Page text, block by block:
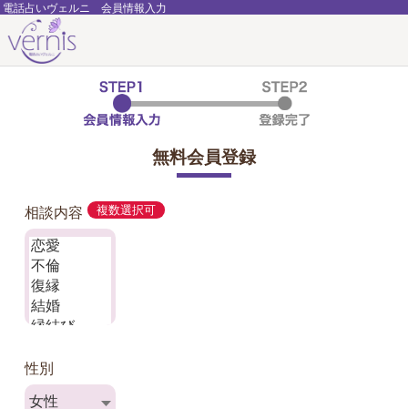
電話占いヴェルニ 会員情報入力
無料会員登録
相談内容 複数選択可
性別